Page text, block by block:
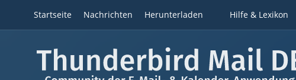
Startseite Nachrichten Herunterladen Hilfe & Lexikon